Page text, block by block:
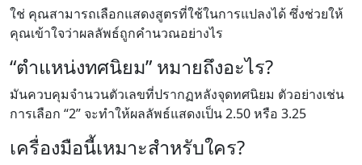
ใช่ คุณสามารถเลือกแสดงสูตรที่ใช้ในการแปลงได้ ซึ่งช่วยให้
คุณเข้าใจว่าผลลัพธ์ถูกคำนวณอย่างไร
“ตำแหน่งทศนิยม” หมายถึงอะไร?
มันควบคุมจำนวนตัวเลขที่ปรากฏหลังจุดทศนิยม ตัวอย่างเช่น
การเลือก “2” จะทำให้ผลลัพธ์แสดงเป็น 2.50 หรือ 3.25
เครื่องมือนี้เหมาะสำหรับใคร?